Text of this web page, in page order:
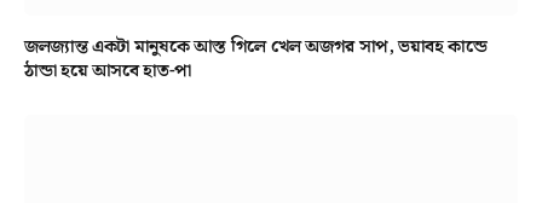
জলজ্যান্ত একটা মানুষকে আস্ত গিলে খেল অজগর সাপ, ভয়াবহ কান্ডে
ঠান্ডা হয়ে আসবে হাত-পা